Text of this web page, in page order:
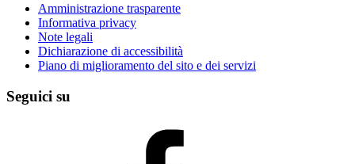
Amministrazione trasparente
Informativa privacy
Note legali
Dichiarazione di accessibilità
Piano di miglioramento del sito e dei servizi
Seguici su